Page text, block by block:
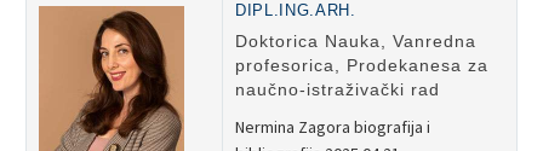
DIPL.ING.ARH.
Doktorica Nauka, Vanredna
profesorica, Prodekanesa za
naučno-istraživački rad
Nermina Zagora biografija i